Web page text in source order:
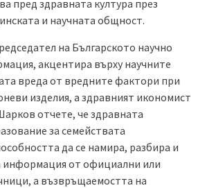
пред здравната култура през
и научната общност.
на Българското научно
акцентира върху научните
вреда от вредните фактори при
изделия, а здравният икономист
отчете, че здравната
за семействата
да се намира, разбира и
информация от официални или
а възвръщаемостта на